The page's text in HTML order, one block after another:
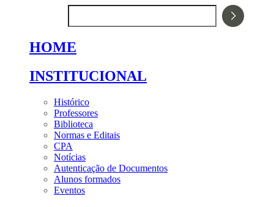
HOME
INSTITUCIONAL
Histórico
Professores
Biblioteca
Normas e Editais
CPA
Notícias
Autenticação de Documentos
Alunos formados
Eventos